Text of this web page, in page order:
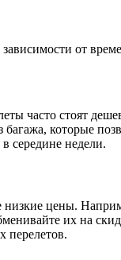
от
часто стоят
которые
середине недели.
цены.
их на
перелетов.